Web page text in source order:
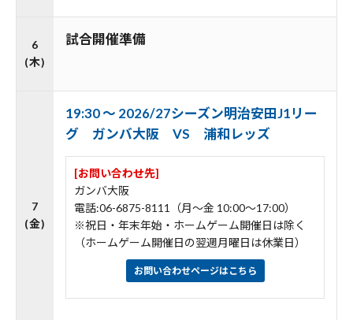
6
(木)
試合開催準備
7
(金)
19:30 ～ 2026/27シーズン明治安田J1リー
グ ガンバ大阪 VS 浦和レッズ
[お問い合わせ先]
ガンバ大阪
電話:06-6875-8111（月～金 10:00～17:00）
※祝日・年末年始・ホームゲーム開催日は除く
（ホームゲーム開催日の翌週月曜日は休業日）
お問い合わせページはこちら